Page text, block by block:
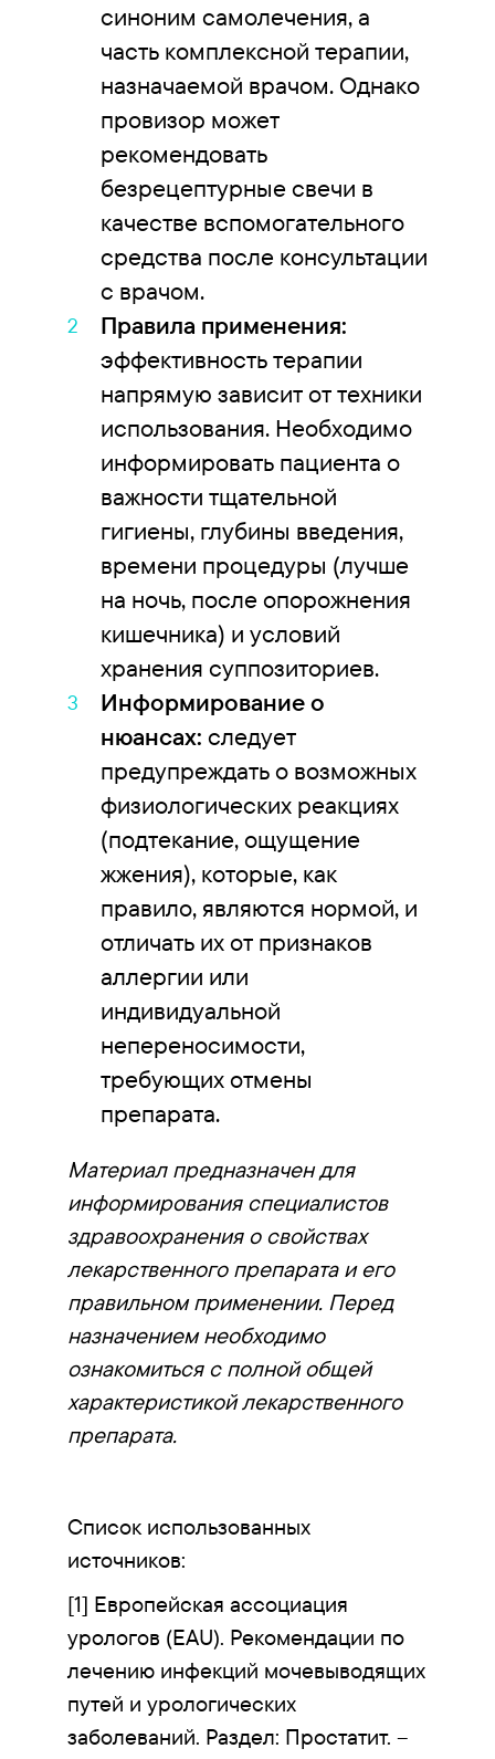
синоним самолечения, а
часть комплексной терапии,
назначаемой врачом. Однако
провизор может
рекомендовать
безрецептурные свечи в
качестве вспомогательного
средства после консультации
с врачом.
Правила применения:
эффективность терапии
напрямую зависит от техники
использования. Необходимо
информировать пациента о
важности тщательной
гигиены, глубины введения,
времени процедуры (лучше
на ночь, после опорожнения
кишечника) и условий
хранения суппозиториев.
Информирование о
нюансах: следует
предупреждать о возможных
физиологических реакциях
(подтекание, ощущение
жжения), которые, как
правило, являются нормой, и
отличать их от признаков
аллергии или
индивидуальной
непереносимости,
требующих отмены
препарата.
Материал предназначен для
информирования специалистов
здравоохранения о свойствах
лекарственного препарата и его
правильном применении. Перед
назначением необходимо
ознакомиться с полной общей
характеристикой лекарственного
препарата.
Список использованных
источников:
[1] Европейская ассоциация
урологов (EAU). Рекомендации по
лечению инфекций мочевыводящих
путей и урологических
заболеваний. Раздел: Простатит. –